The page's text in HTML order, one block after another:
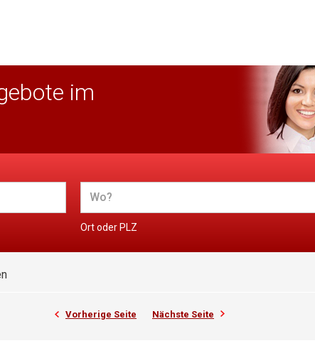
im
Ort oder PLZ
Vorherige Seite Nächste Seite